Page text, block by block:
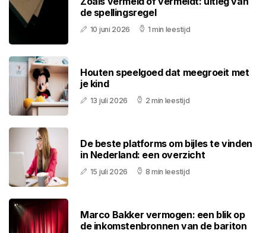
de spellingsregel
10 juni 2026 1 min leestijd
Houten speelgoed dat meegroeit met
je kind
13 juli 2026 2 min leestijd
De beste platforms om bijles te vinden
in Nederland: een overzicht
15 juli 2026 8 min leestijd
Marco Bakker vermogen: een blik op
de inkomstenbronnen van de bariton